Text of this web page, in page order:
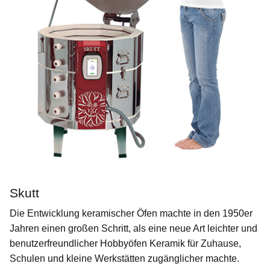
Skutt
Die Entwicklung keramischer Öfen machte in den 1950er
Jahren einen großen Schritt, als eine neue Art leichter und
benutzerfreundlicher Hobbyöfen Keramik für Zuhause,
Schulen und kleine Werkstätten zugänglicher machte.